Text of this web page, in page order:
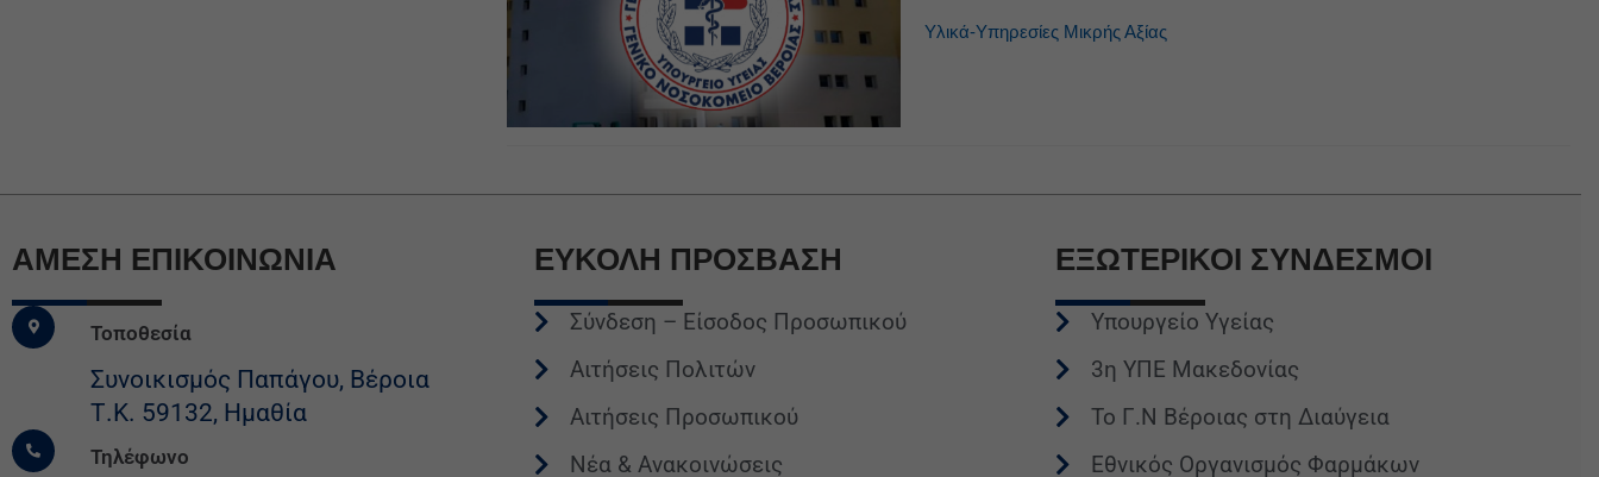
Υλικά-Υπηρεσίες Μικρής Αξίας
ΆΜΕΣΗ ΕΠΙΚΟΙΝΩΝΙΑ
Τοποθεσία
Συνοικισμός Παπάγου, Βέροια
Τ.Κ. 59132, Ημαθία
Τηλέφωνο
ΕΥΚΟΛΗ ΠΡΟΣΒΑΣΗ
Σύνδεση – Είσοδος Προσωπικού
Αιτήσεις Πολιτών
Αιτήσεις Προσωπικού
Νέα & Ανακοινώσεις
ΕΞΩΤΕΡΙΚΟΙ ΣΥΝΔΕΣΜΟΙ
Υπουργείο Υγείας
3η ΥΠΕ Μακεδονίας
Το Γ.Ν Βέροιας στη Διαύγεια
Εθνικός Οργανισμός Φαρμάκων